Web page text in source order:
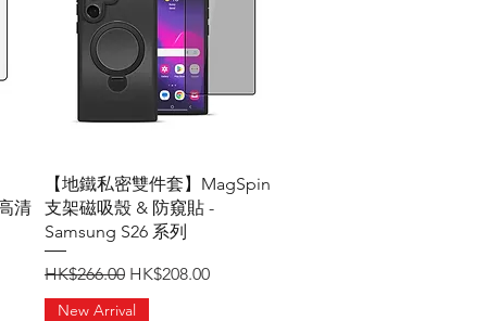
清
快速瀏覽
【地鐵私密雙件套】MagSpin
支架磁吸殼 & 防窺貼 -
Samsung S26 系列
一般價格
HK$266.00 促銷價格
HK$208.00
New Arrival